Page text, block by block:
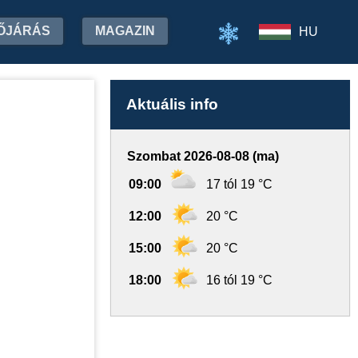
MAGAZIN HU
Aktuális info
Szombat 2026-08-08 (ma)
09:00 17 tól 19 °C
12:00 20 °C
15:00 20 °C
18:00 16 tól 19 °C